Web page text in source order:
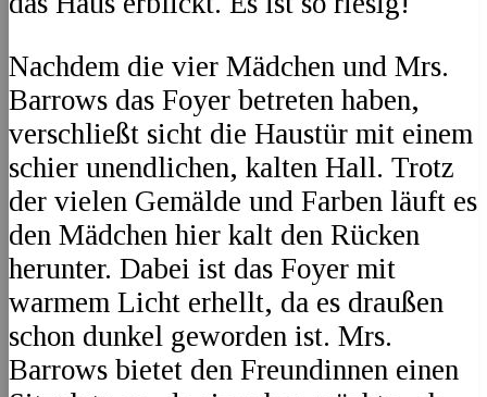
Nachdem die vier Mädchen und Mrs.
Barrows das Foyer betreten haben,
verschließt sicht die Haustür mit einem
schier unendlichen, kalten Hall. Trotz
der vielen Gemälde und Farben läuft es
den Mädchen hier kalt den Rücken
herunter. Dabei ist das Foyer mit
warmem Licht erhellt, da es draußen
schon dunkel geworden ist. Mrs.
Barrows bietet den Freundinnen einen